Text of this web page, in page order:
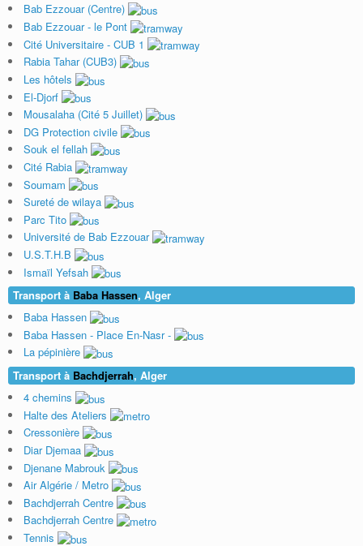
Bab Ezzouar (Centre)
Bab Ezzouar - le Pont
Cité Universitaire - CUB 1
Rabia Tahar (CUB3)
Les hôtels
El-Djorf
Mousalaha (Cité 5 Juillet)
DG Protection civile
Souk el fellah
Cité Rabia
Soumam
Sureté de wilaya
Parc Tito
Université de Bab Ezzouar
U.S.T.H.B
Ismaïl Yefsah
Transport à Baba Hassen, Alger
Baba Hassen
Baba Hassen - Place En-Nasr -
La pépinière
Transport à Bachdjerrah, Alger
4 chemins
Halte des Ateliers
Cressonière
Diar Djemaa
Djenane Mabrouk
Air Algérie / Metro
Bachdjerrah Centre
Bachdjerrah Centre
Tennis